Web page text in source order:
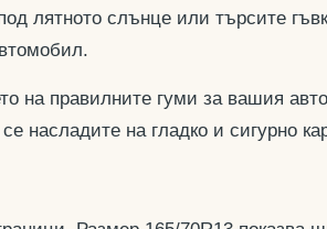
лятното слънце или търсите
на правилните гуми за вашия
насладите на гладко и сигурно